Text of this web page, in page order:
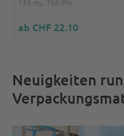
135 my, 750 lfm
ab CHF 22.10
Neuigkeiten